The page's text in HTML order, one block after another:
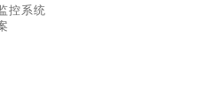
控系统